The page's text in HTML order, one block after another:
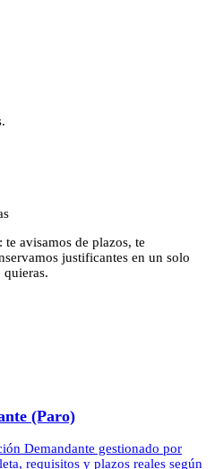
avisamos de plazos, te
justificantes en un solo
quieras.
(Paro)
Demandante gestionado por
requisitos y plazos reales según